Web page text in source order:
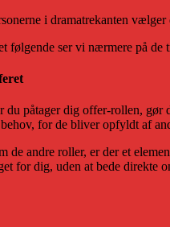
i dramatrekanten
følgende ser vi nærmere på de
du påtager dig offer-rollen, gør
for de bliver opfyldt af
de andre roller, er der et
for dig, uden at bede direkte